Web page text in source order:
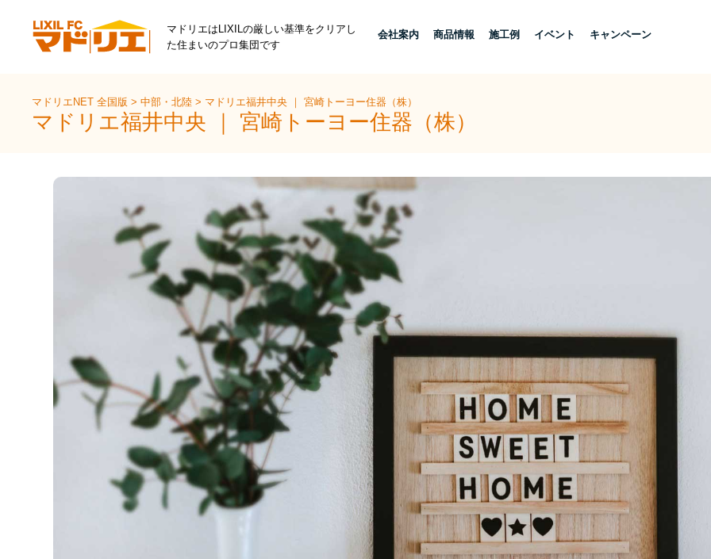
マドリエはLIXILの厳しい基準をクリアし
た住まいのプロ集団です
会社案内 商品情報 施工例 イベント キャンペーン
マドリエNET 全国版>中部・北陸> マドリエ福井中央 ｜ 宮崎トーヨー住器（株）
マドリエ福井中央 ｜ 宮崎トーヨー住器（株）